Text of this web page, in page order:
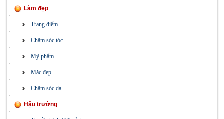
Làm đẹp
Trang điểm
Chăm sóc tóc
Mỹ phẩm
Mặc đẹp
Chăm sóc da
Hậu trường